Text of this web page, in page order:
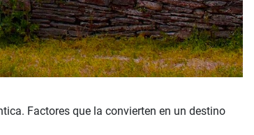
Factores que la convierten en un destino